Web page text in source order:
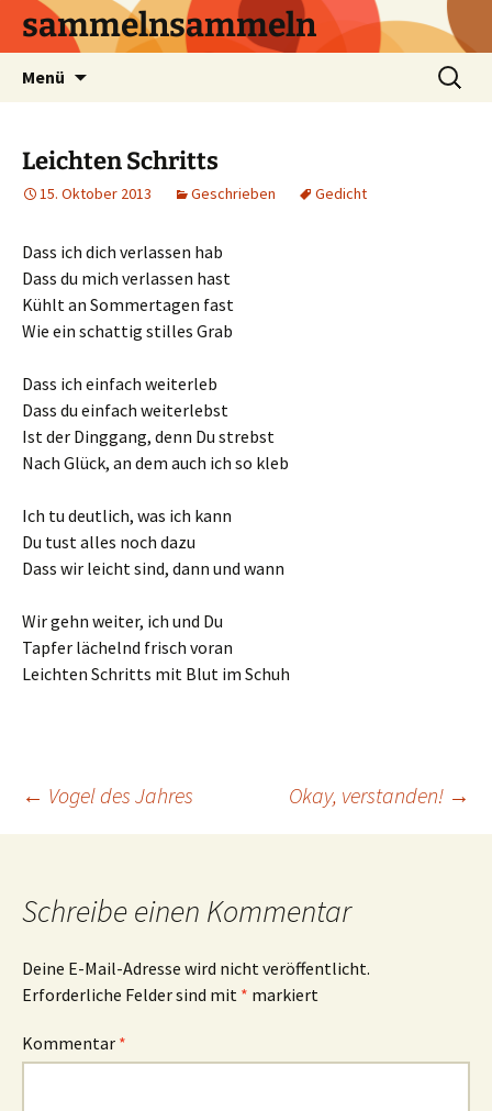
sammelnsammeln
Menü
Suchen
nach:
Leichten Schritts
15. Oktober 2013 Geschrieben Gedicht
Dass ich dich verlassen hab
Dass du mich verlassen hast
Kühlt an Sommertagen fast
Wie ein schattig stilles Grab
Dass ich einfach weiterleb
Dass du einfach weiterlebst
Ist der Dinggang, denn Du strebst
Nach Glück, an dem auch ich so kleb
Ich tu deutlich, was ich kann
Du tust alles noch dazu
Dass wir leicht sind, dann und wann
Wir gehn weiter, ich und Du
Tapfer lächelnd frisch voran
Leichten Schritts mit Blut im Schuh
Beitrags-
← Vogel des Jahres Okay, verstanden! →
Schreibe einen Kommentar
Deine E-Mail-Adresse wird nicht veröffentlicht.
Erforderliche Felder sind mit * markiert
Kommentar *